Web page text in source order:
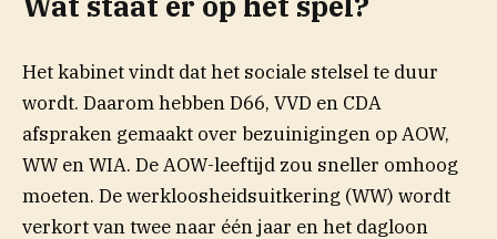
Het kabinet vindt dat het sociale stelsel te duur
wordt. Daarom hebben D66, VVD en CDA
afspraken gemaakt over bezuinigingen op AOW,
WW en WIA. De AOW-leeftijd zou sneller omhoog
moeten. De werkloosheidsuitkering (WW) wordt
verkort van twee naar één jaar en het dagloon